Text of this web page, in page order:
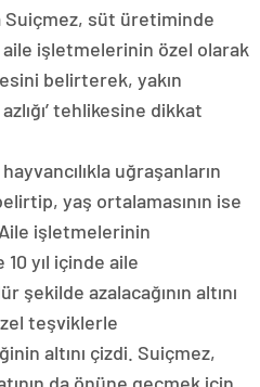
Suiçmez, süt üretiminde
aile işletmelerinin özel olarak
belirterek, yakın
tehlikesine dikkat
uğraşanların
yaş ortalamasının ise
işletmelerinin
yıl içinde aile
azalacağının altını
teşviklerle
altını çizdi. Suiçmez,